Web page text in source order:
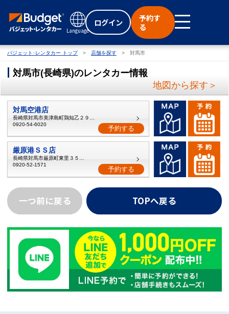
Language
ログイン
予約す
る
バジェット･レンタカー トップ 店舗を探す 対馬市
対馬市(長崎県)のレンタカー情報
地図から探す＞
対馬空港店
0920-54-6020
予約する
厳原港ＳＳ店
長崎県対馬市厳原町東里３５２−４
0920-52-1571
予約する
一つ前に戻る TOPへ戻る